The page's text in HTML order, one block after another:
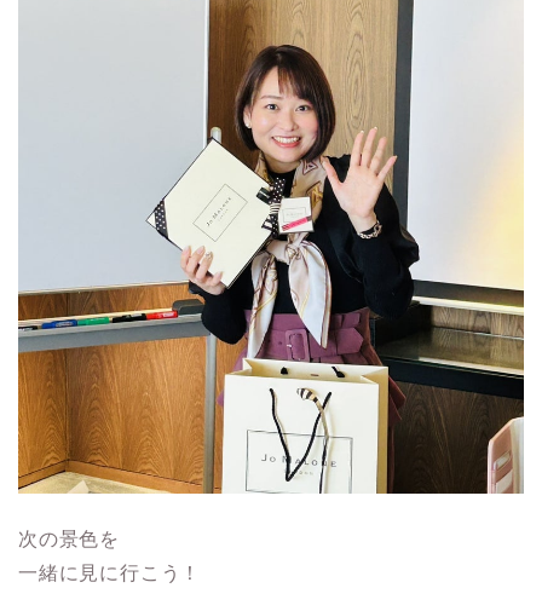
次の景色を
一緒に見に行こう！